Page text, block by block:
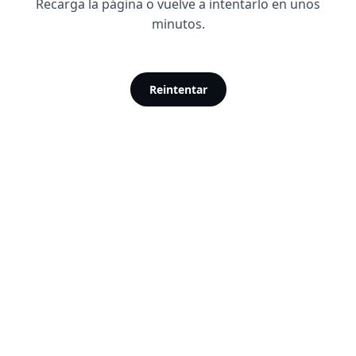
Recarga la página o vuelve a intentarlo en unos
minutos.
Reintentar